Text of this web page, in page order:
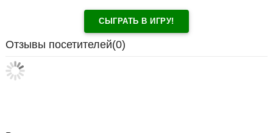
СЫГРАТЬ В ИГРУ!
Отзывы посетителей(0)